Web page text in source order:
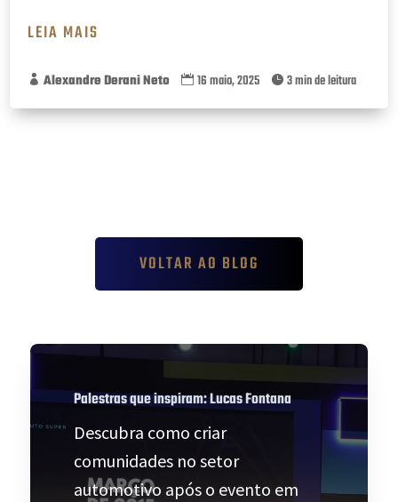
LEIA MAIS
 Alexandre Derani Neto  16 maio, 2025  3 min de leitura
VOLTAR AO BLOG
Palestras que inspiram: Lucas Fontana
Descubra como criar
comunidades no setor
automotivo após o evento em